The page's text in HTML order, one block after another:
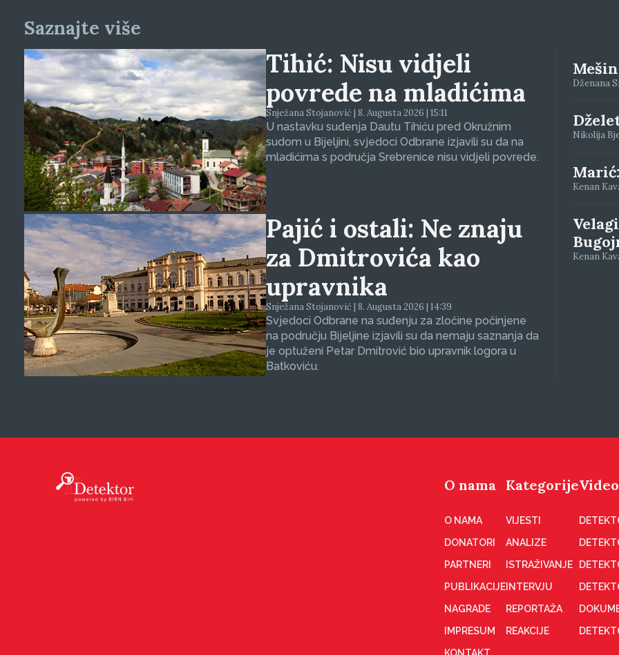
Saznajte više
Tihić: Nisu vidjeli
povrede na mladićima
Snježana Stojanović | 8. Augusta 2026 | 15:11
U nastavku suđenja Dautu Tihiću pred Okružnim
sudom u Bijeljini, svjedoci Odbrane izjavili su da na
mladićima s područja Srebrenice nisu vidjeli povrede.
Pajić i ostali: Ne znaju
za Dmitrovića kao
upravnika
Snježana Stojanović | 8. Augusta 2026 | 14:39
Svjedoci Odbrane na suđenju za zločine počinjene
na području Bijeljine izjavili su da nemaju saznanja da
je optuženi Petar Dmitrović bio upravnik logora u
Batkoviću.
Dženana
Nikolija
Kenan
Kenan
O nama
O NAMA
DONATORI
PARTNERI
PUBLIKACIJE
NAGRADE
IMPRESUM
Kategorije
VIJESTI
ANALIZE
ISTRAŽIVANJE
INTERVJU
REPORTAŽA
REAKCIJE
Video